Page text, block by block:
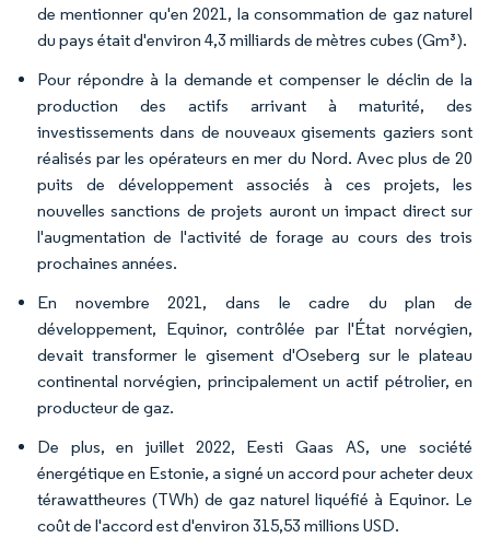
de mentionner qu'en 2021, la consommation de gaz naturel
du pays était d'environ 4,3 milliards de mètres cubes (Gm³).
Pour répondre à la demande et compenser le déclin de la
production des actifs arrivant à maturité, des
investissements dans de nouveaux gisements gaziers sont
réalisés par les opérateurs en mer du Nord. Avec plus de 20
puits de développement associés à ces projets, les
nouvelles sanctions de projets auront un impact direct sur
l'augmentation de l'activité de forage au cours des trois
prochaines années.
En novembre 2021, dans le cadre du plan de
développement, Equinor, contrôlée par l'État norvégien,
devait transformer le gisement d'Oseberg sur le plateau
continental norvégien, principalement un actif pétrolier, en
producteur de gaz.
De plus, en juillet 2022, Eesti Gaas AS, une société
énergétique en Estonie, a signé un accord pour acheter deux
térawattheures (TWh) de gaz naturel liquéfié à Equinor. Le
coût de l'accord est d'environ 315,53 millions USD.